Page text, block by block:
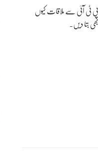
ٹی آئی سے ملاقات کیوں
بتا دیں۔